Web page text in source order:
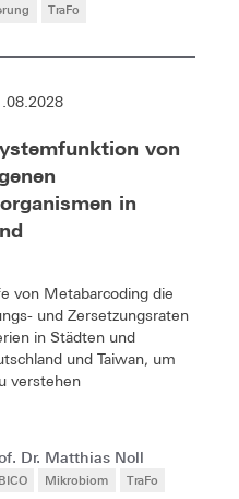
TraFo
von
in
von Metabarcoding die
und Zersetzungsraten
in Städten und
und Taiwan, um
verstehen
Dr. Matthias Noll
Mikrobiom TraFo